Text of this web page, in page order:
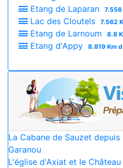
Etang de Laparan 7.556
Lac des Cloutels 7.562
Etang de Larnoum 8.8
Etang d'Appy 8.819 Km
La Cabane de Sauzet
Garanou
L'église d'Axiat et le